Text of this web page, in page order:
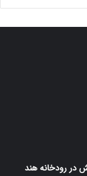
در رودخانه هند